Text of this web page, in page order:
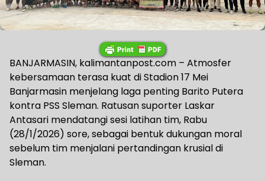
BANJARMASIN, kalimantanpost.com – Atmosfer
kebersamaan terasa kuat di Stadion 17 Mei
Banjarmasin menjelang laga penting Barito Putera
kontra PSS Sleman. Ratusan suporter Laskar
Antasari mendatangi sesi latihan tim, Rabu
(28/1/2026) sore, sebagai bentuk dukungan moral
sebelum tim menjalani pertandingan krusial di
Sleman.